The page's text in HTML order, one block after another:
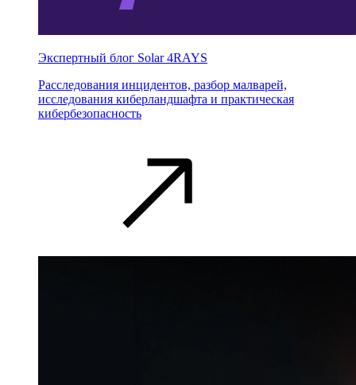
Экспертный блог Solar 4RAYS
Расследования инцидентов, разбор малварей,
исследования киберландшафта и практическая
кибербезопасность